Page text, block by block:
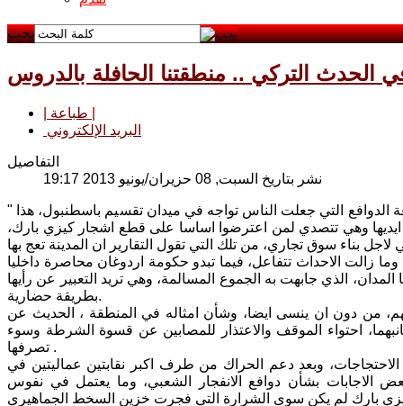
بحث
البريد الإلكتروني
التفاصيل
نشر بتاريخ السبت, 08 حزيران/يونيو 2013 19:17
الدوافع التي جعلت الناس تواجه في ميدان تقسيم باسطنبول، هذا "
وهي تتصدي لمن اعترضوا اساسا على قطع اشجار كيزي بارك،
زالت الاحداث تتفاعل، فيما تبدو حكومة اردوغان محاصرة داخليا
الذي جابهت به الجموع المسالمة، وهي تريد التعبير عن رأيها
بطريقة حضارية.
من دون ان ينسى ايضا، وشأن امثاله في المنطقة ، الحديث عن
احتواء الموقف والاعتذار للمصابين عن قسوة الشرطة وسوء
تصرفها .
وبعد دعم الحراك من طرف اكبر نقابتين عماليتين في
الاجابات بشأن دوافع الانفجار الشعبي، وما يعتمل في نفوس